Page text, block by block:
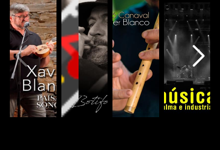
(danger)